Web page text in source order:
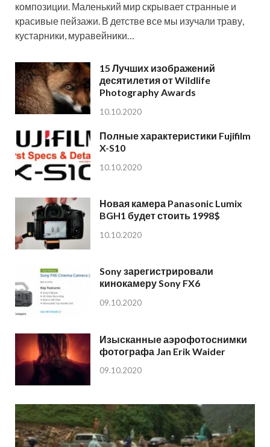
композиции. Маленький мир скрывает странные и
красивые пейзажи. В детстве все мы изучали траву,
кустарники, муравейники…
15 Лучших изображений
десятилетия от Wildlife
Photography Awards
10.10.2020
Полные характеристики Fujifilm
X-S10
10.10.2020
Новая камера Panasonic Lumix
BGH1 будет стоить 1998$
10.10.2020
Sony зарегистрировали
кинокамеру Sony FX6
09.10.2020
Изысканные аэрофотоснимки
фотографа Jan Erik Waider
09.10.2020